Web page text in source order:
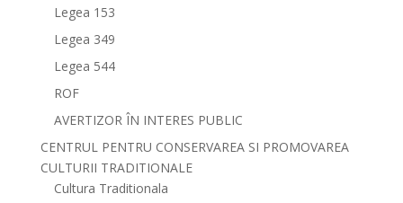
Legea 153
Legea 349
Legea 544
ROF
AVERTIZOR ÎN INTERES PUBLIC
CENTRUL PENTRU CONSERVAREA SI PROMOVAREA
CULTURII TRADITIONALE
Cultura Traditionala